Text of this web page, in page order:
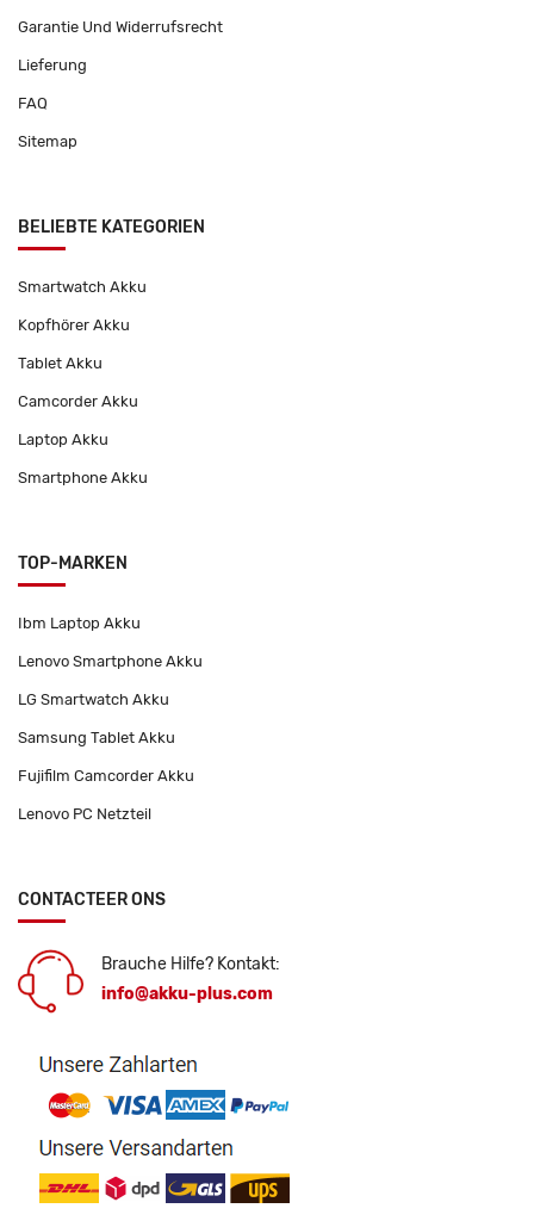
Garantie Und Widerrufsrecht
Lieferung
FAQ
Sitemap
BELIEBTE KATEGORIEN
Smartwatch Akku
Kopfhörer Akku
Tablet Akku
Camcorder Akku
Laptop Akku
Smartphone Akku
TOP-MARKEN
Ibm Laptop Akku
Lenovo Smartphone Akku
LG Smartwatch Akku
Samsung Tablet Akku
Fujifilm Camcorder Akku
Lenovo PC Netzteil
CONTACTEER ONS
Brauche Hilfe? Kontakt:
info@akku-plus.com